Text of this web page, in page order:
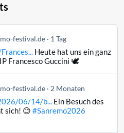
festival.de 1 Tag
Heute hat uns ein ganz
Francesco Guccini 🕊️
festival.de 2 Monaten
06/14/b...Ein Besuch des
sich! 😊 #Sanremo2026